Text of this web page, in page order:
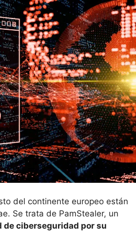
del continente europeo están
Se trata de PamStealer, un
de ciberseguridad por su